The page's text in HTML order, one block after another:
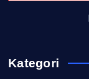
Kategori